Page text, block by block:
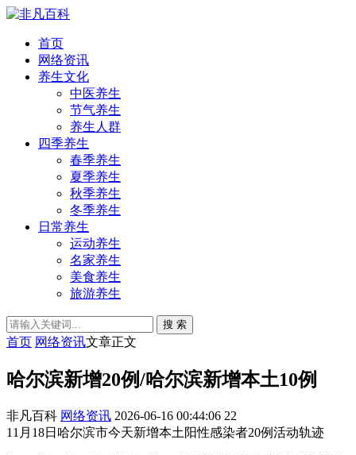
首页
网络资讯
养生文化
中医养生
节气养生
养生人群
四季养生
春季养生
夏季养生
秋季养生
冬季养生
日常养生
运动养生
名家养生
美食养生
旅游养生
搜 索
首页 网络资讯文章正文
哈尔滨新增20例/哈尔滨新增本土10例
非凡百科 网络资讯 2026-06-16 00:44:06 22
11月18日哈尔滨市今天新增本土阳性感染者20例活动轨迹